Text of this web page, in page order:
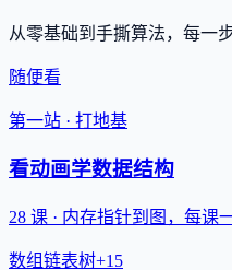
从零基础到手撕算法，每一
随便看
第一站 · 打地基
看动画学数据结构
28 课 · 内存指针到图，每课
数组链表树+15